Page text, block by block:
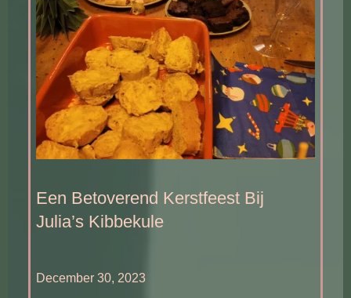
Een Betoverend Kerstfeest Bij
Julia’s Kibbekule
December 30, 2023